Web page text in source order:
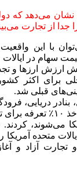
می‌دهد که
جدا از تجارت
با این واقعیت
سهام در ایالات
ارزش ارزها و
برای اکثر
قبلی شد.
از ۵ آوریل، بنادر
ایالات متحده شروع به
می‌شوند،
متحده آمریکا
تجارت آزاد و